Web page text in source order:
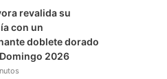
a
m
m
revalida su
con un
doblete dorado
2026